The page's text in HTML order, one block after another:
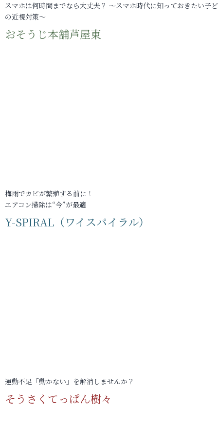
スマホは何時間までなら大丈夫？ ～スマホ時代に知っておきたい子
の近視対策～
おそうじ本舗芦屋東
梅雨でカビが繁殖する前に！
エアコン掃除は“今”が最適
Y-SPIRAL（ワイスパイラル）
運動不足「動かない」を解消しませんか？
そうさくてっぱん樹々